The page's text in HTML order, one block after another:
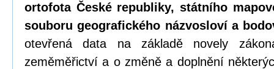
ortofota České republiky, státního
souboru geografického názvosloví a
otevřená data na základě novely
zeměměřictví a o změně a doplnění